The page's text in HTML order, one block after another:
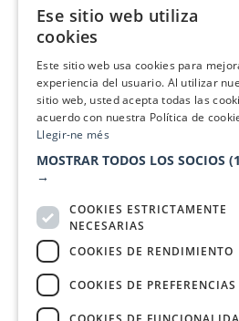
Política de Cookies
Comunicaciones
Anuncia’t
Quiero recibir la
Con el apoyo de
Ese sitio web utiliza
cookies
Este sitio web usa cookies para
experiencia del usuario. Al utilizar
sitio web, usted acepta todas las
acuerdo con nuestra Política de
Llegir-ne més
MOSTRAR TODOS LOS SOCIOS
→
COOKIES ESTRICTAMENTE
NECESARIAS
COOKIES DE RENDIMIENTO
COOKIES DE PREFERENCIAS